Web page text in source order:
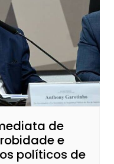
de
e
políticos de